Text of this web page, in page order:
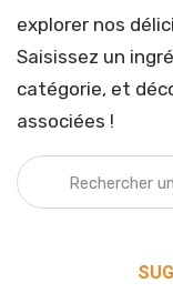
explorer nos
Saisissez un
catégorie, et
associées !